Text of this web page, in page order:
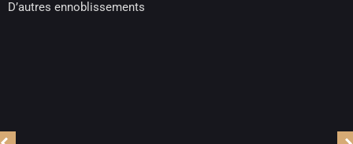
D’autres ennoblissements